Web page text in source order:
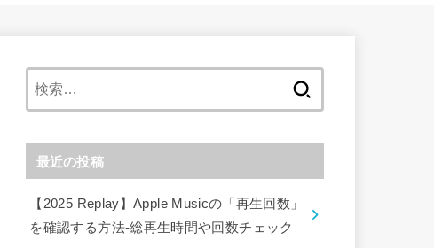
最近の投稿
【2025 Replay】Apple Musicの「再生回数」
を確認する方法-総再生時間や回数チェック